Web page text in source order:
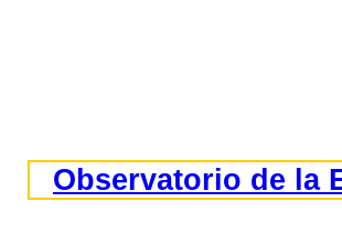
Observatorio de la